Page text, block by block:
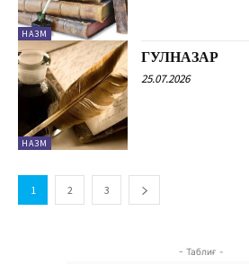
НАЗМ
НАЗМ
ГУЛНАЗАР
25.07.2026
1 2 3
- Таблиғ -